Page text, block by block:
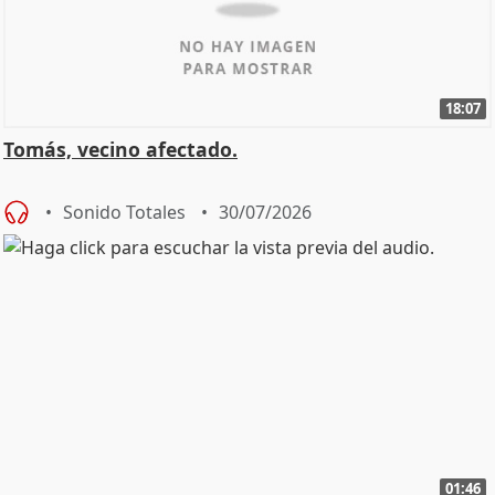
18:07
Tomás, vecino afectado.
Sonido Totales 30/07/2026
01:46